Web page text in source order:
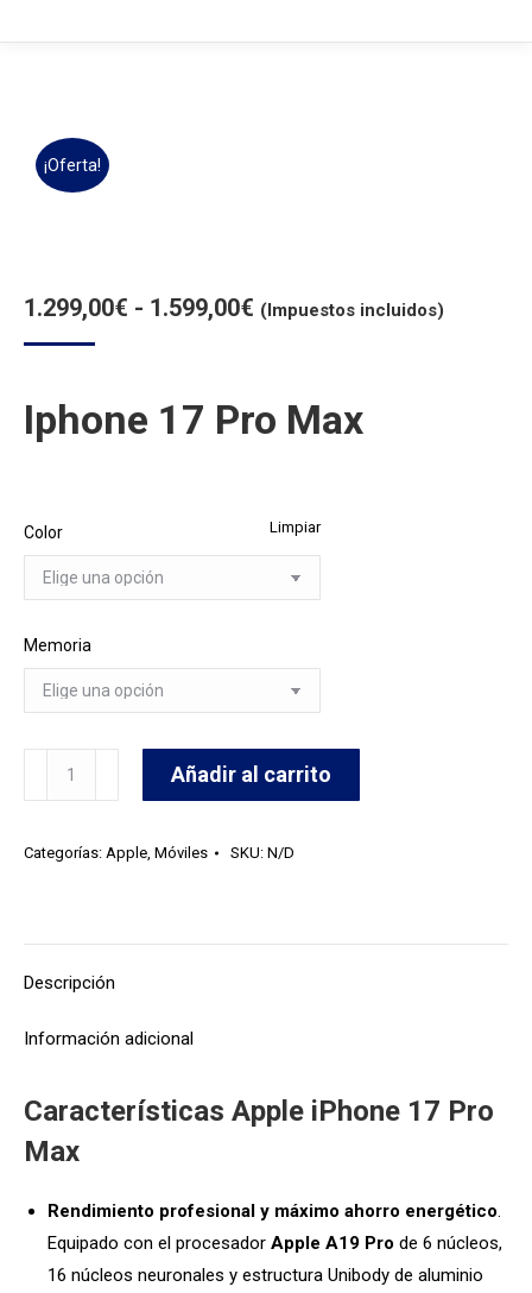
¡Oferta!
1.299,00€ - 1.599,00€ Rango
desde
1.599,00€
(Impuestos incluidos)
Iphone 17 Pro Max
Color
Memoria
Limpiar
Iphone
17
Max
Añadir al carrito
Categorías: Apple, Móviles SKU: N/D
Descripción
Información adicional
Características Apple iPhone 17 Pro
Max
Rendimiento profesional y máximo ahorro energético.
Equipado con el procesador Apple A19 Pro de 6 núcleos,
16 núcleos neuronales y estructura Unibody de aluminio